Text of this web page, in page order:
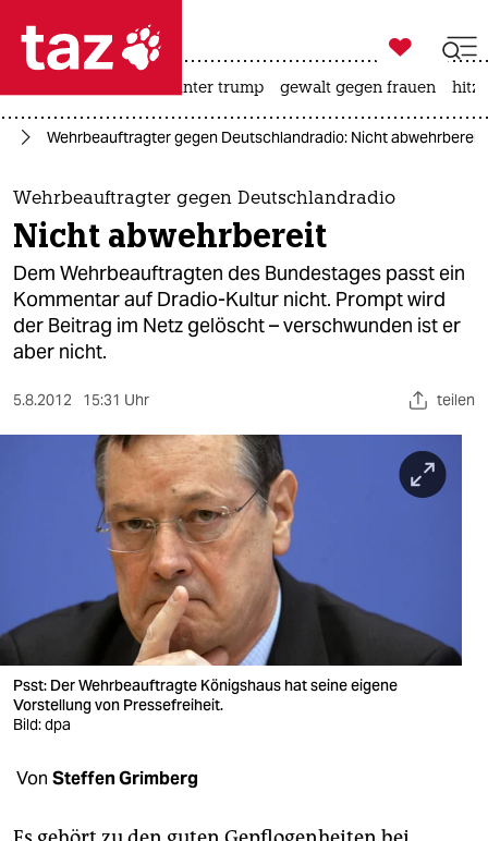
 taz zahl ich
taz zahl ich
themen
politik
öko
gesellschaft
kultur
sport
verlag
verlag
veranstaltungen

taz zahl ich
usa unter trump gewalt gegen frauen hitze
Wehrbeauftragter gegen Deutschlandradio: Nicht abwehrbereit
Wehrbeauftragter gegen Deutschlandradio
Nicht abwehrbereit
Dem Wehrbeauftragten des Bundestages passt ein
Kommentar auf Dradio-Kultur nicht. Prompt wird
der Beitrag im Netz gelöscht – verschwunden ist er
aber nicht.
5.8.2012 15:31 Uhr teilen
Psst: Der Wehrbeauftragte Königshaus hat seine eigene
Vorstellung von Pressefreiheit.
Bild: dpa
Von Steffen Grimberg